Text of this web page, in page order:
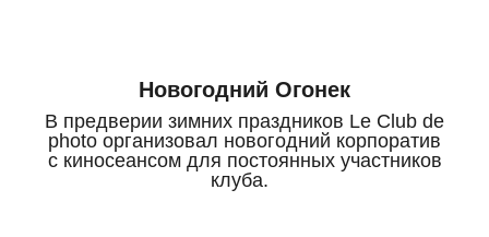
Новогодний Огонек
В предверии зимних праздников Le Club de
photo организовал новогодний корпоратив
с киносеансом для постоянных участников
клуба.